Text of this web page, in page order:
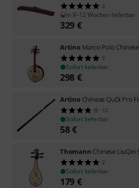
2
In 9–12 Wochen lieferbar
329 €
Artino Marco Polo
5
Sofort lieferbar
298 €
Artino Chinese QuDi Pro
12
Sofort lieferbar
58€
Thomann Chinese LiuQin
2
Sofort lieferbar
179 €